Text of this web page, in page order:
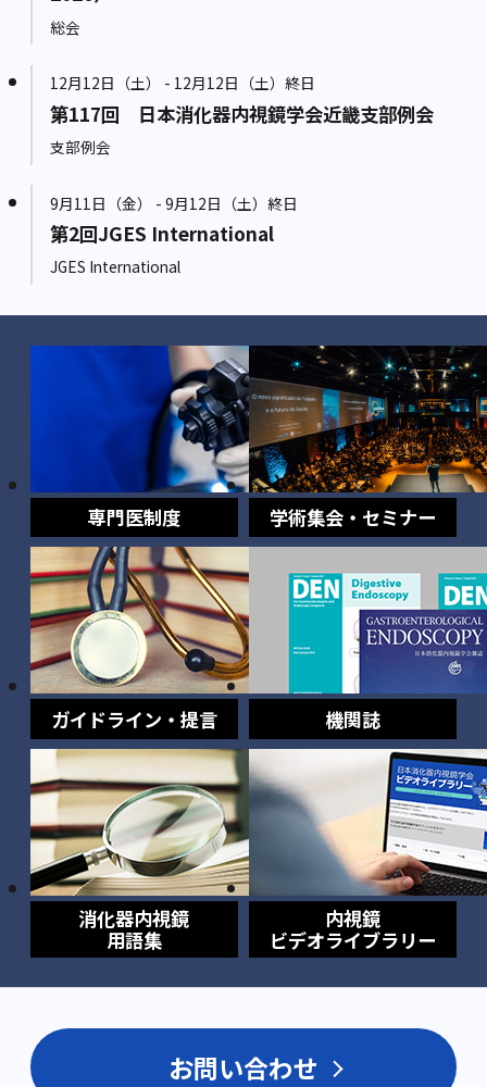
総会
12月12日（土） - 12月12日（土）終日
第117回 日本消化器内視鏡学会近畿支部例会
支部例会
9月11日（金） - 9月12日（土）終日
第2回JGES International
JGES International
専門医制度 学術集会・セミナー
ガイドライン・提言 機関誌
消化器内視鏡
用語集
内視鏡
ビデオライブラリー
お問い合わせ